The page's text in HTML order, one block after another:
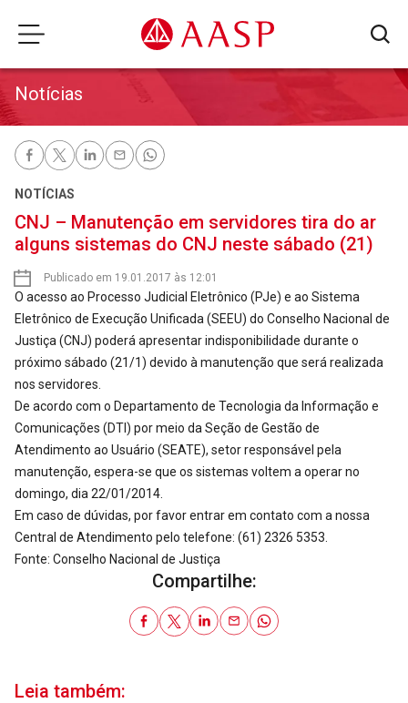
Notícias
NOTÍCIAS
CNJ – Manutenção em servidores tira do ar
alguns sistemas do CNJ neste sábado (21)
Publicado em 19.01.2017 às 12:01
O acesso ao Processo Judicial Eletrônico (PJe) e ao Sistema
Eletrônico de Execução Unificada (SEEU) do Conselho Nacional de
Justiça (CNJ) poderá apresentar indisponibilidade durante o
próximo sábado (21/1) devido à manutenção que será realizada
nos servidores.
De acordo com o Departamento de Tecnologia da Informação e
Comunicações (DTI) por meio da Seção de Gestão de
Atendimento ao Usuário (SEATE), setor responsável pela
manutenção, espera-se que os sistemas voltem a operar no
domingo, dia 22/01/2014.
Em caso de dúvidas, por favor entrar em contato com a nossa
Central de Atendimento pelo telefone: (61) 2326 5353.
Fonte: Conselho Nacional de Justiça
Compartilhe:
Leia também: